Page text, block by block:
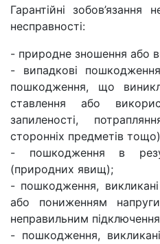
Гарантійні
несправності:
- природне зношення або
- випадкові
пошкодження, що
ставлення або
запиленості,
сторонніх предметів
- пошкодження в
(природних явищ);
- пошкодження,
або пониженням
неправильним
- пошкодження,